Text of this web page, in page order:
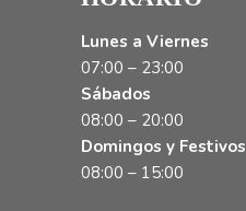
Lunes a Viernes
07:00 – 23:00
Sábados
08:00 – 20:00
Domingos y Festivos
08:00 – 15:00